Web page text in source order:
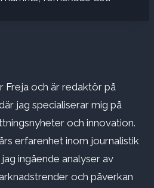
Freja och är redaktör på
jag specialiserar mig på
och innovation.
erfarenhet inom journalistik
ingående analyser av
och påverkan